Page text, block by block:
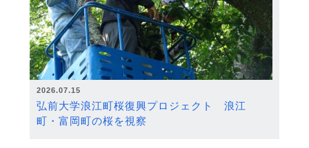
2026.07.15
弘前大学浪江町桜復興プロジェクト 浪江
町・富岡町の桜を視察